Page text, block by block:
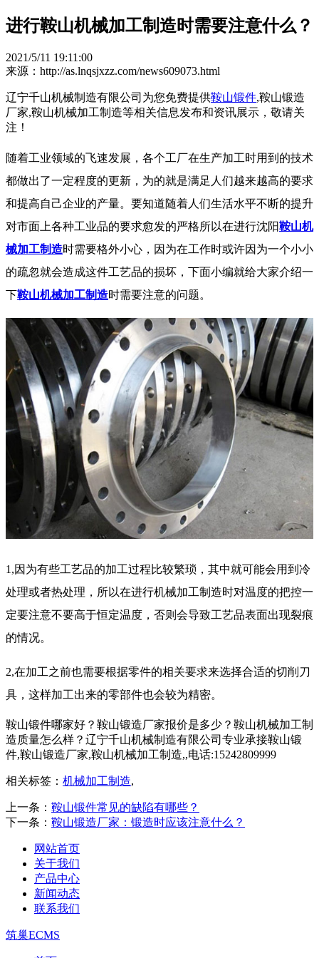
进行鞍山机械加工制造时需要注意什么？
2021/5/11 19:11:00
来源：http://as.lnqsjxzz.com/news609073.html
辽宁千山机械制造有限公司为您免费提供鞍山锻件,鞍山锻造
厂家,鞍山机械加工制造等相关信息发布和资讯展示，敬请关
注！
随着工业领域的飞速发展，各个工厂在生产加工时用到的技术
都做出了一定程度的更新，为的就是满足人们越来越高的要求
和提高自己企业的产量。要知道随着人们生活水平不断的提升
对市面上各种工业品的要求愈发的严格所以在进行沈阳鞍山机
械加工制造时需要格外小心，因为在工作时或许因为一个小小
的疏忽就会造成这件工艺品的损坏，下面小编就给大家介绍一
下鞍山机械加工制造时需要注意的问题。
1,因为有些工艺品的加工过程比较繁琐，其中就可能会用到冷
处理或者热处理，所以在进行机械加工制造时对温度的把控一
定要注意不要高于恒定温度，否则会导致工艺品表面出现裂痕
的情况。
2,在加工之前也需要根据零件的相关要求来选择合适的切削刀
具，这样加工出来的零部件也会较为精密。
鞍山锻件哪家好？鞍山锻造厂家报价是多少？鞍山机械加工制
造质量怎么样？辽宁千山机械制造有限公司专业承接鞍山锻
件,鞍山锻造厂家,鞍山机械加工制造,,电话:15242809999
相关标签： 机械加工制造,
上一条： 鞍山锻件常见的缺陷有哪些？
下一条： 鞍山锻造厂家：锻造时应该注意什么？
网站首页
关于我们
产品中心
新闻动态
联系我们
筑巢ECMS